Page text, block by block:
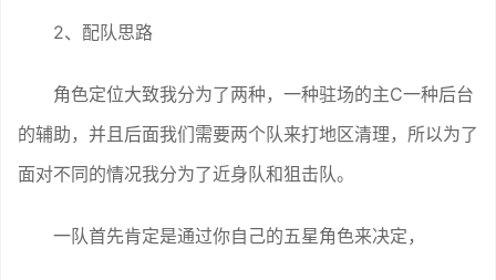
2、配队思路
角色定位大致我分为了两种，一种驻场的主C一种后台
的辅助，并且后面我们需要两个队来打地区清理，所以为了
面对不同的情况我分为了近身队和狙击队。
一队首先肯定是通过你自己的五星角色来决定，